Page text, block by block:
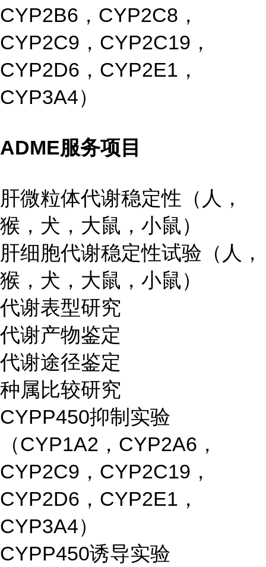
CYP2B6，CYP2C8，
CYP2C9，CYP2C19，
CYP2D6，CYP2E1，
CYP3A4）
ADME服务项目
肝微粒体代谢稳定性（人，
猴，犬，大鼠，小鼠）
肝细胞代谢稳定性试验（人，
猴，犬，大鼠，小鼠）
代谢表型研究
代谢产物鉴定
代谢途径鉴定
种属比较研究
CYPP450抑制实验
（CYP1A2，CYP2A6，
CYP2C9，CYP2C19，
CYP2D6，CYP2E1，
CYP3A4）
CYPP450诱导实验